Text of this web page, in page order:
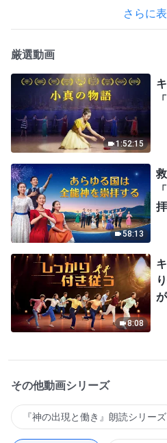
さらに
厳選動画
1:52:15
58:13
8:08
その他動画シリーズ
『神の出現と働き』朗読シリーズ